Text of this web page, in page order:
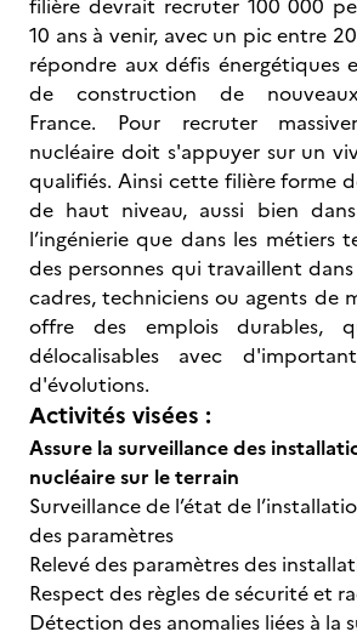
filière devrait recruter 100 000
10 ans à venir, avec un pic entre
répondre aux défis énergétiques
de construction de
France. Pour recruter
nucléaire doit s'appuyer sur un
qualifiés. Ainsi cette filière forme
de haut niveau, aussi bien
l’ingénierie que dans les métiers
des personnes qui travaillent
cadres, techniciens ou agents de
offre des emplois durables,
délocalisables avec
d'évolutions.
Activités visées :
Assure la surveillance des
nucléaire sur le terrain
Surveillance de l’état de
des paramètres
Relevé des paramètres des
Respect des règles de sécurité et
Détection des anomalies liées à la